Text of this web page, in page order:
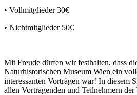
• Vollmitglieder 30€
• Nichtmitglieder 50€
Mit Freude dürfen wir festhalten, dass
Naturhistorischen Museum Wien ein
interessanten Vorträgen war! In diesem
allen Vortragenden und Teilnehmern der